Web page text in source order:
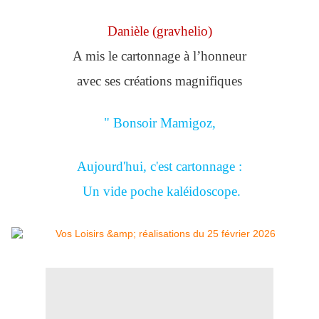
Danièle (gravhelio)
A mis le cartonnage à l’honneur
avec ses créations magnifiques
" Bonsoir Mamigoz,
Aujourd'hui, c'est cartonnage :
Un vide poche kaléidoscope.